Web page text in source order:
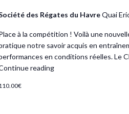
des Régates du HavreQuai
à la compétition ! Voilà une
notre savoir acquis en
en conditions réelles. Le
reading